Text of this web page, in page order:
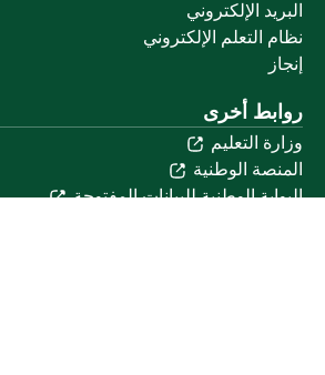
البريد الإلكتروني
نظام التعلم الإلكتروني
إنجاز
روابط أخرى
وزارة التعليم
المنصة الوطنية
البوابة الوطنية للبيانات المفتوحة